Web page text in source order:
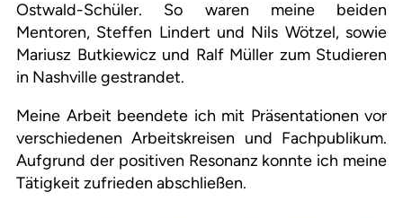
Ostwald-Schüler. So waren meine beiden
Mentoren, Steffen Lindert und Nils Wötzel, sowie
Mariusz Butkiewicz und Ralf Müller zum Studieren
in Nashville gestrandet.
Meine Arbeit beendete ich mit Präsentationen vor
verschiedenen Arbeitskreisen und Fachpublikum.
Aufgrund der positiven Resonanz konnte ich meine
Tätigkeit zufrieden abschließen.